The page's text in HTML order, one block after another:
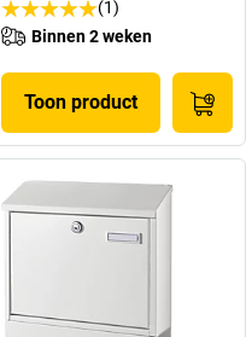
(1)
Binnen 2 weken
Toon product